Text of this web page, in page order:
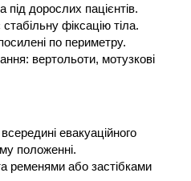
дорослих пацієнтів.
фіксацію тіла.
по периметру.
вертольоти, мотузкові
евакуаційного
положенні.
ременями або застібками